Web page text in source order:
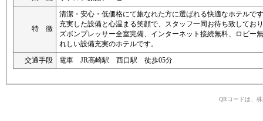
特 徴
清潔・安心・低価格にて旅なれた方に選ばれる快適なホテルで
充実した設備と心温まる笑顔で、スタッフ一同お待ち致してお
ズボンプレッサー全室完備、インターネット接続無料、ロビー
れしい設備充実のホテルです。
交通手段
電車 JR高崎駅 西口駅 徒歩05分
QRコードは、